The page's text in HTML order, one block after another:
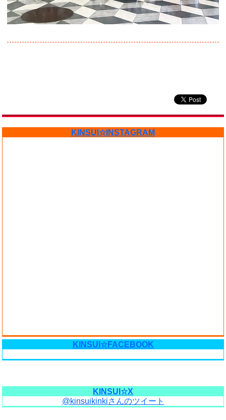
KINSUI☆INSTAGRAM
KINSUI☆FACEBOOK
KINSUI☆X
@kinsuikinkiさんのツイート